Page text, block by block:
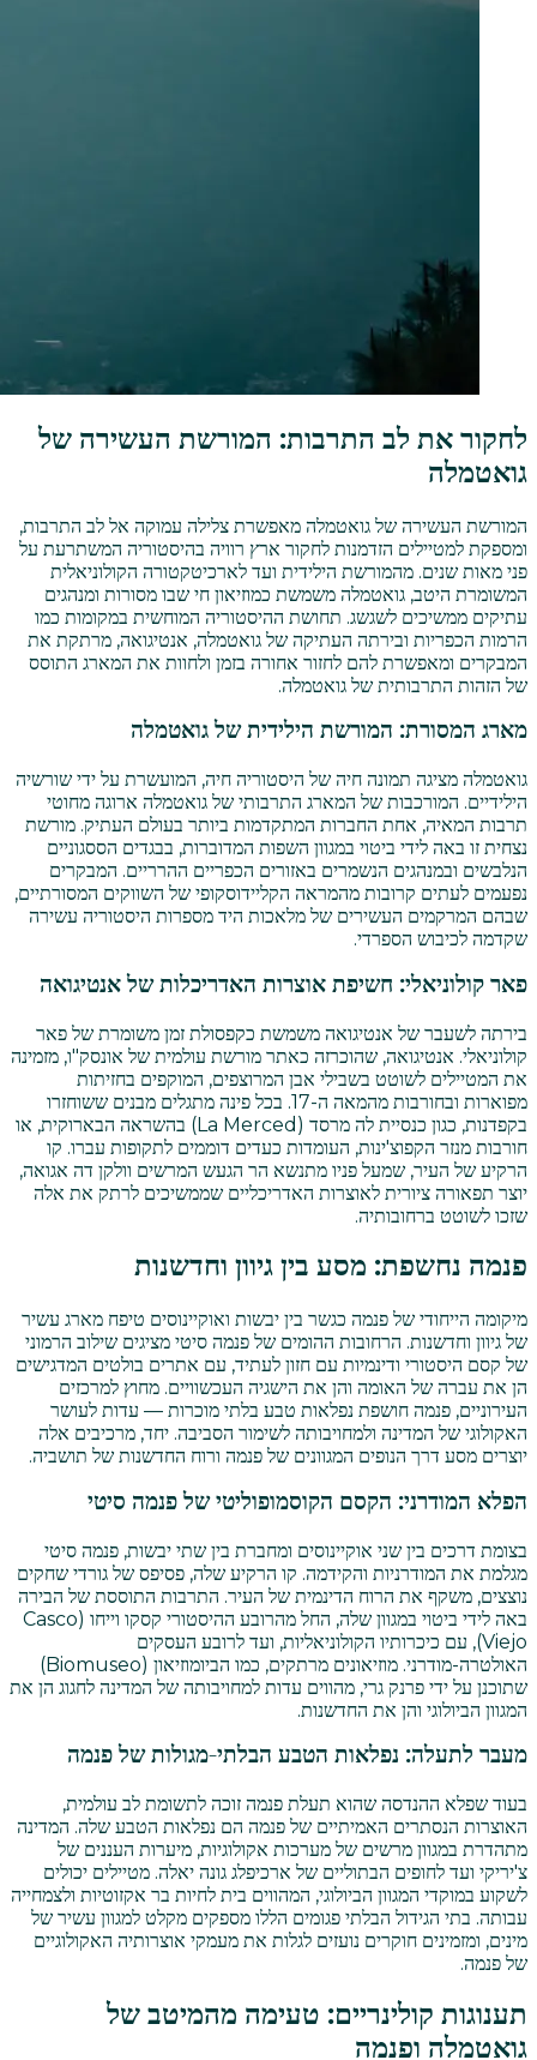
לחקור את לב התרבות: המורשת העשירה של
גואטמלה
המורשת העשירה של גואטמלה מאפשרת צלילה עמוקה אל לב התרבות,
ומספקת למטיילים הזדמנות לחקור ארץ רוויה בהיסטוריה המשתרעת על
פני מאות שנים. מהמורשת הילידית ועד לארכיטקטורה הקולוניאלית
המשומרת היטב, גואטמלה משמשת כמוזיאון חי שבו מסורות ומנהגים
עתיקים ממשיכים לשגשג. תחושת ההיסטוריה המוחשית במקומות כמו
הרמות הכפריות ובירתה העתיקה של גואטמלה, אנטיגואה, מרתקת את
המבקרים ומאפשרת להם לחזור אחורה בזמן ולחוות את המארג התוסס
של הזהות התרבותית של גואטמלה.
מארג המסורת: המורשת הילידית של גואטמלה
גואטמלה מציגה תמונה חיה של היסטוריה חיה, המועשרת על ידי שורשיה
הילידיים. המורכבות של המארג התרבותי של גואטמלה ארוגה מחוטי
תרבות המאיה, אחת החברות המתקדמות ביותר בעולם העתיק. מורשת
נצחית זו באה לידי ביטוי במגוון השפות המדוברות, בבגדים הססגוניים
הנלבשים ובמנהגים הנשמרים באזורים הכפריים ההרריים. המבקרים
נפעמים לעתים קרובות מהמראה הקליידוסקופי של השווקים המסורתיים,
שבהם המרקמים העשירים של מלאכות היד מספרות היסטוריה עשירה
שקדמה לכיבוש הספרדי.
פאר קולוניאלי: חשיפת אוצרות האדריכלות של אנטיגואה
בירתה לשעבר של אנטיגואה משמשת כקפסולת זמן משומרת של פאר
קולוניאלי. אנטיגואה, שהוכרזה כאתר מורשת עולמית של אונסק"ו, מזמינה
את המטיילים לשוטט בשבילי אבן המרוצפים, המוקפים בחזיתות
מפוארות ובחורבות מהמאה ה-17. בכל פינה מתגלים מבנים ששוחזרו
בקפדנות, כגון כנסיית לה מרסד (La Merced) בהשראה הבארוקית, או
חורבות מנזר הקפוצ'ינות, העומדות כעדים דוממים לתקופות עברו. קו
הרקיע של העיר, שמעל פניו מתנשא הר הגעש המרשים וולקן דה אגואה,
יוצר תפאורה ציורית לאוצרות האדריכליים שממשיכים לרתק את אלה
שזכו לשוטט ברחובותיה.
פנמה נחשפת: מסע בין גיוון וחדשנות
מיקומה הייחודי של פנמה כגשר בין יבשות ואוקיינוסים טיפח מארג עשיר
של גיוון וחדשנות. הרחובות ההומים של פנמה סיטי מציגים שילוב הרמוני
של קסם היסטורי ודינמיות עם חזון לעתיד, עם אתרים בולטים המדגישים
הן את עברה של האומה והן את הישגיה העכשוויים. מחוץ למרכזים
העירוניים, פנמה חושפת נפלאות טבע בלתי מוכרות — עדות לעושר
האקולוגי של המדינה ולמחויבותה לשימור הסביבה. יחד, מרכיבים אלה
יוצרים מסע דרך הנופים המגוונים של פנמה ורוח החדשנות של תושביה.
הפלא המודרני: הקסם הקוסמופוליטי של פנמה סיטי
בצומת דרכים בין שני אוקיינוסים ומחברת בין שתי יבשות, פנמה סיטי
מגלמת את המודרניות והקידמה. קו הרקיע שלה, פסיפס של גורדי שחקים
נוצצים, משקף את הרוח הדינמית של העיר. התרבות התוססת של הבירה
באה לידי ביטוי במגוון שלה, החל מהרובע ההיסטורי קסקו וייחו (Casco
Viejo), עם כיכרותיו הקולוניאליות, ועד לרובע העסקים
האולטרה-מודרני. מוזיאונים מרתקים, כמו הביומוזיאון (Biomuseo)
שתוכנן על ידי פרנק גרי, מהווים עדות למחויבותה של המדינה לחגוג הן את
המגוון הביולוגי והן את החדשנות.
מעבר לתעלה: נפלאות הטבע הבלתי-מגולות של פנמה
בעוד שפלא ההנדסה שהוא תעלת פנמה זוכה לתשומת לב עולמית,
האוצרות הנסתרים האמיתיים של פנמה הם נפלאות הטבע שלה. המדינה
מתהדרת במגוון מרשים של מערכות אקולוגיות, מיערות העננים של
צ'יריקי ועד לחופים הבתוליים של ארכיפלג גונה יאלה. מטיילים יכולים
לשקוע במוקדי המגוון הביולוגי, המהווים בית לחיות בר אקזוטיות ולצמחייה
עבותה. בתי הגידול הבלתי פגומים הללו מספקים מקלט למגוון עשיר של
מינים, ומזמינים חוקרים נועזים לגלות את מעמקי אוצרותיה האקולוגיים
של פנמה.
תענוגות קולינריים: טעימה מהמיטב של
גואטמלה ופנמה